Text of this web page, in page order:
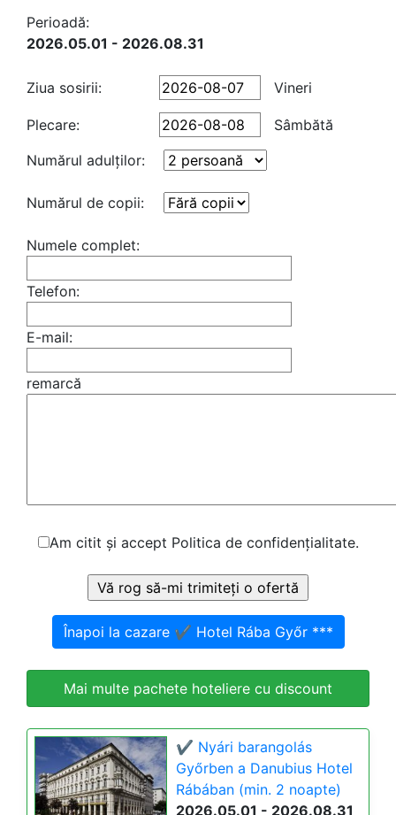
Perioadă:
2026.05.01 - 2026.08.31
Ziua sosirii: Vineri
Plecare:
Sâmbătă
Numărul adulţilor:
Numărul de copii:
Numele complet:
Telefon:
E-mail:
remarcă
Am citit și accept Politica de confidențialitate.
Înapoi la cazare ✔️ Hotel Rába Győr ***
Mai multe pachete hoteliere cu discount
✔️ Nyári barangolás
Győrben a Danubius Hotel
Rábában (min. 2 noapte)
2026.05.01 - 2026.08.31